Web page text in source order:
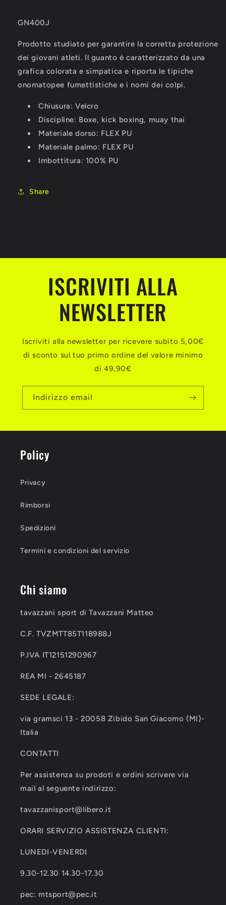
GN400J
Prodotto studiato per garantire la corretta protezione
dei giovani atleti. Il guanto è caratterizzato da una
grafica colorata e simpatica e riporta le tipiche
onomatopee fumettistiche e i nomi dei colpi.
Chiusura: Velcro
Discipline: Boxe, kick boxing, muay thai
Materiale dorso: FLEX PU
Materiale palmo: FLEX PU
Imbottitura: 100% PU
Share
ISCRIVITI ALLA
NEWSLETTER
Iscriviti alla newsletter per ricevere subito 5,00€
di sconto sul tuo primo ordine del valore minimo
di 49,90€
Indirizzo email
Policy
Privacy
Rimborsi
Spedizioni
Termini e condizioni del servizio
Chi siamo
tavazzani sport di Tavazzani Matteo
C.F. TVZMTT85T11B988J
P.IVA IT12151290967
REA MI - 2645187
SEDE LEGALE:
via gramsci 13 - 20058 Zibido San Giacomo (MI)-
Italia
CONTATTI
Per assistenza su prodoti e ordini scrivere via
mail al seguente indirizzo:
tavazzanisport@libero.it
ORARI SERVIZIO ASSISTENZA CLIENTI:
LUNEDI-VENERDI
9.30-12.30 14.30-17.30
pec: mtsport@pec.it